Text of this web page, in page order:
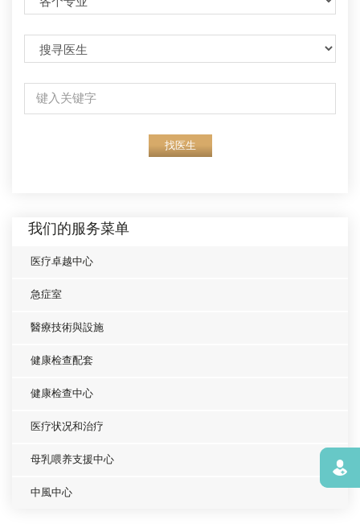
找医生
我们的服务菜单
医疗卓越中心
急症室
醫療技術與設施
健康检查配套
健康检查中心
医疗状况和治疗
母乳喂养支援中心
中風中心
寻找